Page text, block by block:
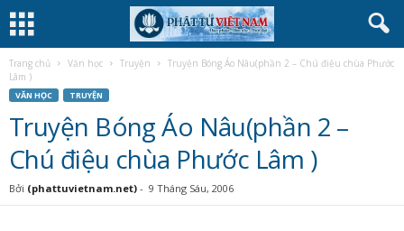
Trang chủ Văn học Truyện
Truyện Bóng Áo Nâu(phần 2 – Chú điệu chùa Phước
Lâm )
VĂN HỌC TRUYỆN
Truyện Bóng Áo Nâu(phần 2 –
Chú điệu chùa Phước Lâm )
Bởi (phattuvietnam.net) - 9 Tháng Sáu, 2006